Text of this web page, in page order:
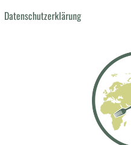
Datenschutzerklärung